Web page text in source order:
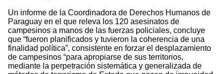
Un informe de la Coordinadora de Derechos Humanos de
Paraguay en el que releva los 120 asesinatos de
campesinos a manos de las fuerzas policiales, concluye
que “fueron planificados y tuvieron la coherencia de una
finalidad política”, consistente en forzar el desplazamiento
de campesinos “para apropiarse de sus territorios,
mediante la perpetración sistemática y generalizada de